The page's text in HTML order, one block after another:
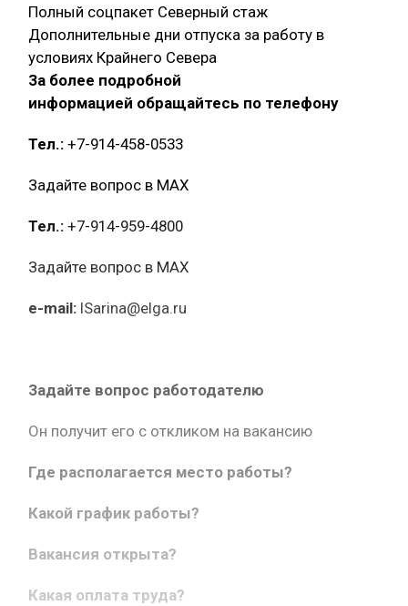
Полный соцпакет Северный стаж
Дополнительные дни отпуска за работу в
условиях Крайнего Севера
За более подробной
информацией обращайтесь по телефону
Тел.: +7-914-458-0533
Задайте вопрос в MAX
Тел.: +7-914-959-4800
Задайте вопрос в MAX
e-mail: ISarina@elga.ru
Задайте вопрос работодателю
Он получит его с откликом на вакансию
Где располагается место работы?
Какой график работы?
Вакансия открыта?
Какая оплата труда?